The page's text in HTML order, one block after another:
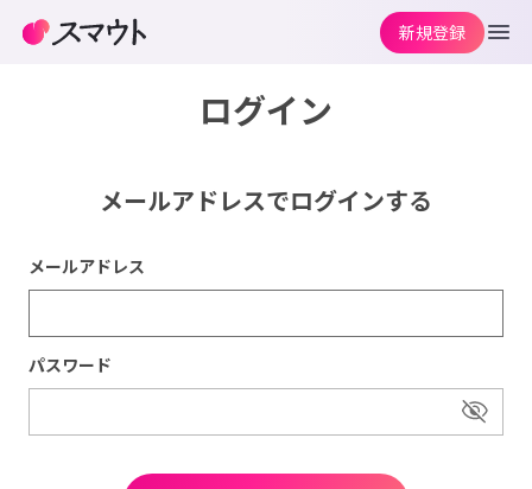
ログイン
メールアドレスでログインする
メールアドレス
パスワード
新規登録